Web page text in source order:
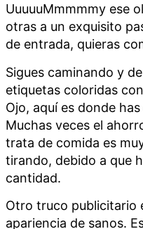
UuuuuMmmmmy ese
otras a un exquisito
de entrada, quieras
Sigues caminando y
etiquetas coloridas
Ojo, aquí es donde
Muchas veces el
trata de comida es
tirando, debido a que
cantidad.
Otro truco publicitario
apariencia de sanos.